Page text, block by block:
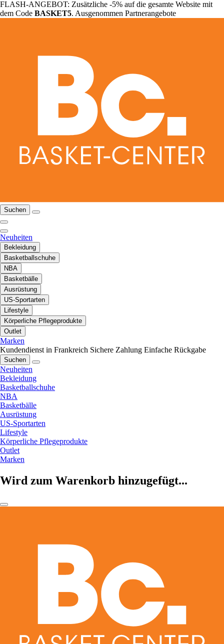
FLASH-ANGEBOT: Zusätzliche -5% auf die gesamte Website mit
dem Code BASKET5. Ausgenommen Partnerangebote
Suchen
Neuheiten
Bekleidung
Basketballschuhe
NBA
Basketbälle
Ausrüstung
US-Sportarten
Lifestyle
Körperliche Pflegeprodukte
Outlet
Marken
Kundendienst in Frankreich Sichere Zahlung Einfache Rückgabe
Suchen
Neuheiten
Bekleidung
Basketballschuhe
NBA
Basketbälle
Ausrüstung
US-Sportarten
Lifestyle
Körperliche Pflegeprodukte
Outlet
Marken
Wird zum Warenkorb hinzugefügt...